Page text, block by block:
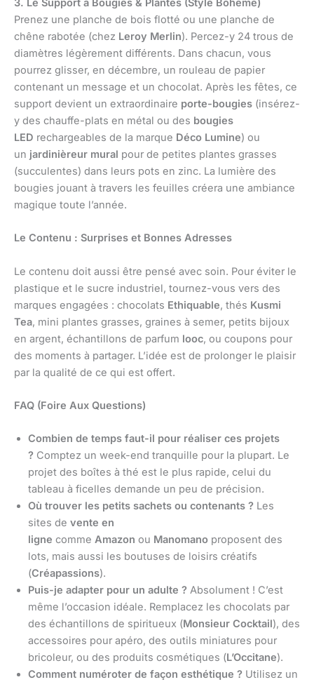
3. Le Support à Bougies & Plantes (Style Bohème)
Prenez une planche de bois flotté ou une planche de
chêne rabotée (chez Leroy Merlin). Percez-y 24 trous de
diamètres légèrement différents. Dans chacun, vous
pourrez glisser, en décembre, un rouleau de papier
contenant un message et un chocolat. Après les fêtes, ce
support devient un extraordinaire porte-bougies (insérez-
y des chauffe-plats en métal ou des bougies
LED rechargeables de la marque Déco Lumine) ou
un jardinièreur mural pour de petites plantes grasses
(succulentes) dans leurs pots en zinc. La lumière des
bougies jouant à travers les feuilles créera une ambiance
magique toute l’année.
Le Contenu : Surprises et Bonnes Adresses
Le contenu doit aussi être pensé avec soin. Pour éviter le
plastique et le sucre industriel, tournez-vous vers des
marques engagées : chocolats Ethiquable, thés Kusmi
Tea, mini plantes grasses, graines à semer, petits bijoux
en argent, échantillons de parfum looc, ou coupons pour
des moments à partager. L’idée est de prolonger le plaisir
par la qualité de ce qui est offert.
FAQ (Foire Aux Questions)
Combien de temps faut-il pour réaliser ces projets
? Comptez un week-end tranquille pour la plupart. Le
projet des boîtes à thé est le plus rapide, celui du
tableau à ficelles demande un peu de précision.
Où trouver les petits sachets ou contenants ? Les
sites de vente en
ligne comme Amazon ou Manomano proposent des
lots, mais aussi les boutuses de loisirs créatifs
(Créapassions).
Puis-je adapter pour un adulte ? Absolument ! C’est
même l’occasion idéale. Remplacez les chocolats par
des échantillons de spiritueux (Monsieur Cocktail), des
accessoires pour apéro, des outils miniatures pour
bricoleur, ou des produits cosmétiques (L’Occitane).
Comment numéroter de façon esthétique ? Utilisez un